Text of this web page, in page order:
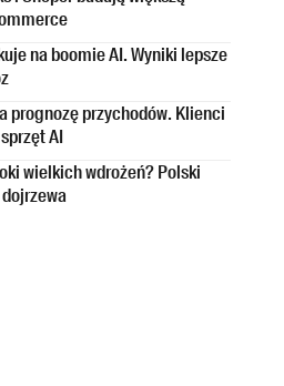
na boomie AI. Wyniki lepsze
prognozę przychodów. Klienci
AI
wielkich wdrożeń? Polski
dojrzewa